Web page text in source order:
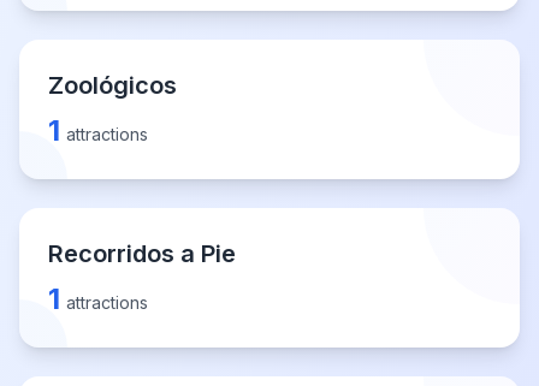
Zoológicos
1 attractions
Recorridos a Pie
1 attractions